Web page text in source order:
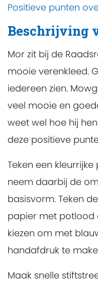
Positieve punten
Beschrijving
Mor zit bij de
mooie verenkleed.
iedereen zien.
veel mooie en
weet wel hoe hij
deze positieve
Teken een
neem daarbij de
basisvorm. Teken
papier met potlood
kiezen om met
handafdruk te
Maak snelle